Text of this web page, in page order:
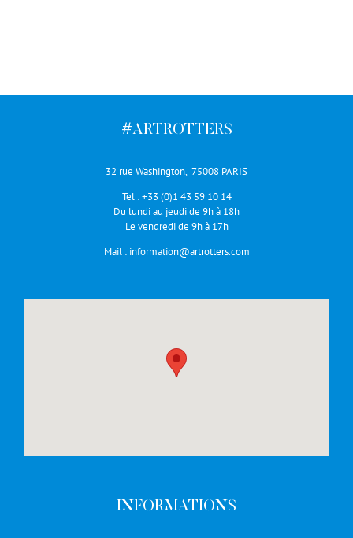
#ARTROTTERS
32 rue Washington, 75008 PARIS
Tel :+33 (0)1 43 59 10 14
Du lundi au jeudi de 9h à 18h
Le vendredi de 9h à 17h
Mail : information@artrotters.com
INFORMATIONS